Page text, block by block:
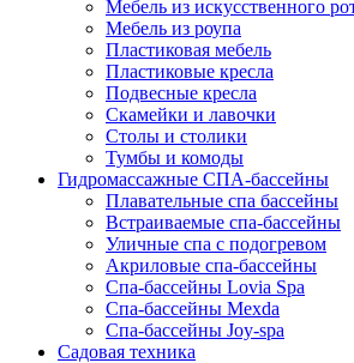
Мебель из искусственного
Мебель из роупа
Пластиковая мебель
Пластиковые кресла
Подвесные кресла
Скамейки и лавочки
Столы и столики
Тумбы и комоды
Гидромассажные СПА-бассейны
Плавательные спа бассейны
Встраиваемые спа-бассейны
Уличные спа с подогревом
Акриловые спа-бассейны
Спа-бассейны Lovia Spa
Спа-бассейны Mexda
Спа-бассейны Joy-spa
Садовая техника